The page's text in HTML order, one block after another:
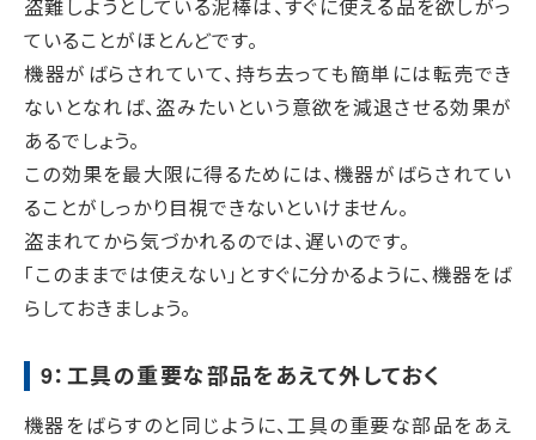
盗難しようとしている泥棒は、すぐに使える品を欲しがっ
ていることがほとんどです。
機器がばらされていて、持ち去っても簡単には転売でき
ないとなれば、盗みたいという意欲を減退させる効果が
あるでしょう。
この効果を最大限に得るためには、機器がばらされてい
ることがしっかり目視できないといけません。
盗まれてから気づかれるのでは、遅いのです。
「このままでは使えない」とすぐに分かるように、機器をば
らしておきましょう。
9：工具の重要な部品をあえて外しておく
機器をばらすのと同じように、工具の重要な部品をあえ